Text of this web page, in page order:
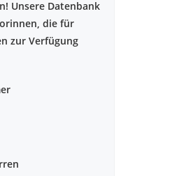
Unsere Datenbank
die für
zur Verfügung